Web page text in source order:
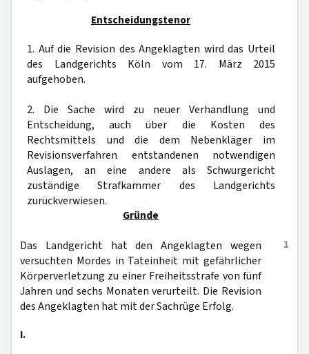
Entscheidungstenor
1. Auf die Revision des Angeklagten wird das Urteil
des Landgerichts Köln vom 17. März 2015
aufgehoben.
2. Die Sache wird zu neuer Verhandlung und
Entscheidung, auch über die Kosten des
Rechtsmittels und die dem Nebenkläger im
Revisionsverfahren entstandenen notwendigen
Auslagen, an eine andere als Schwurgericht
zuständige Strafkammer des Landgerichts
zurückverwiesen.
Gründe
1
Das Landgericht hat den Angeklagten wegen
versuchten Mordes in Tateinheit mit gefährlicher
Körperverletzung zu einer Freiheitsstrafe von fünf
Jahren und sechs Monaten verurteilt. Die Revision
des Angeklagten hat mit der Sachrüge Erfolg.
I.